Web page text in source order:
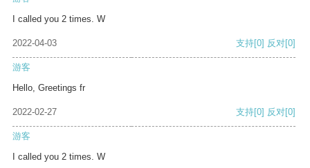
I called you 2 times. W
2022-04-03 支持[0] 反对[0]
游客
Hello, Greetings fr
2022-02-27 支持[0] 反对[0]
游客
I called you 2 times. W